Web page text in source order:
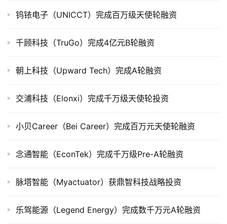
市
创
据
创
学
钨铱电子（UNICCT）完成百万级天使轮融资
千顾科技（TruGo）完成4亿元B轮融资
朝上科技（Upward Tech）完成A轮融资
交浦科技（Elonxi）完成千万级天使轮投资
小贝Career（Bei Career）完成百万元天使轮融资
念通智能（EconTek）完成千万级Pre-A轮融资
脉塔智能（Myactuator）获鼎智科技战略投资
乐驾能源（Legend Energy）完成数千万元A轮融资